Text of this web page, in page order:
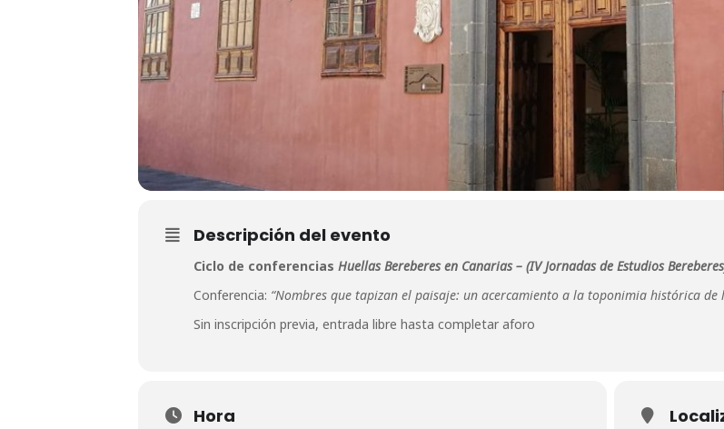
Descripción del evento
Ciclo de conferencias Huellas Bereberes en Canarias – (IV Jornadas de Estudios
Conferencia: “Nombres que tapizan el paisaje: un acercamiento a la toponimia histórica de
Sin inscripción previa, entrada libre hasta completar aforo
Hora